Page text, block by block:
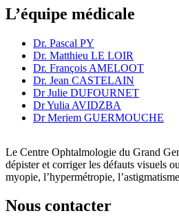
L’équipe médicale
Dr. Pascal PY
Dr. Matthieu LE LOIR
Dr. François AMELOOT
Dr. Jean CASTELAIN
Dr Julie DUFOURNET
Dr Yulia AVIDZBA
Dr Meriem GUERMOUCHE
Le Centre Ophtalmologie du Grand
dépister et corriger les défauts visuels
myopie, l’hypermétropie,
Nous contacter